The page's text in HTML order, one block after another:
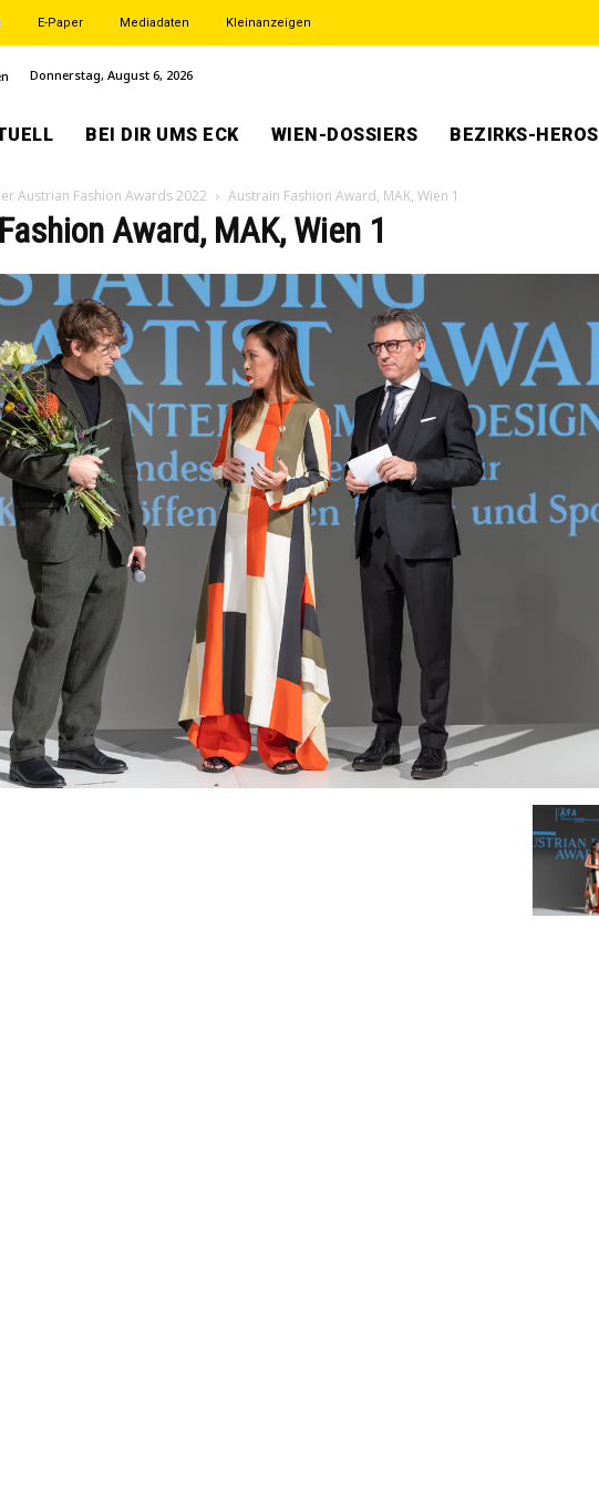
E-Paper Mediadaten Kleinanzeigen
Donnerstag, August 6, 2026
BEI DIR UMS ECK WIEN-DOSSIERS BEZIRKS-HEROS
Austrian Fashion Awards 2022 Austrain Fashion Award, MAK, Wien 1
Award, MAK, Wien 1